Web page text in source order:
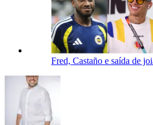
Fred, Castaño e saída de